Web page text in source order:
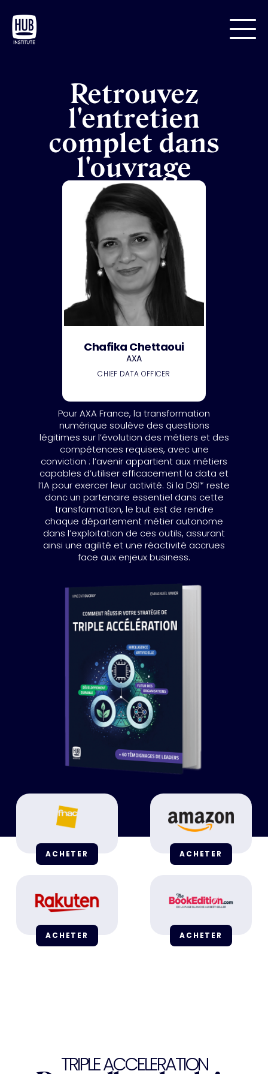
Retrouvez
l'entretien
complet dans
l'ouvrage
Chafika Chettaoui
AXA
CHIEF DATA OFFICER
Pour AXA France, la transformation
numérique soulève des questions
légitimes sur l’évolution des métiers et des
compétences requises, avec une
conviction : l’avenir appartient aux métiers
capables d’utiliser efficacement la data et
l’IA pour exercer leur activité. Si la DSI* reste
donc un partenaire essentiel dans cette
transformation, le but est de rendre
chaque département métier autonome
dans l’exploitation de ces outils, assurant
ainsi une agilité et une réactivité accrues
face aux enjeux business.
ACHETER ACHETER
ACHETER ACHETER
TRIPLE ACCELERATION